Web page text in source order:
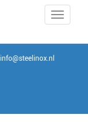
Toggle
info@steelinox.nl